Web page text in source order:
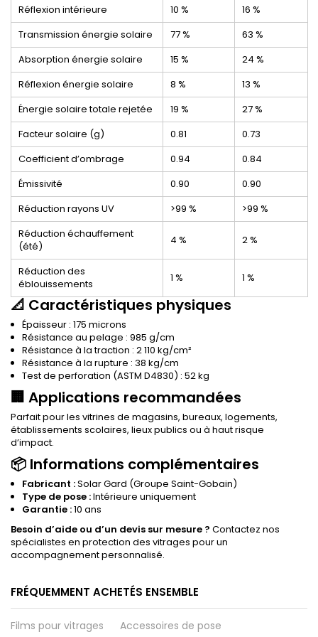
Réflexion intérieure 10 %
16 %
Transmission énergie solaire
77 %
63 %
Absorption énergie solaire
15 %
24 %
Réflexion énergie solaire
8 %
13 %
Énergie solaire totale rejetée
19 %
27 %
Facteur solaire (g)
0.81
0.73
Coefficient d’ombrage
0.94
0.84
Émissivité
0.90
0.90
Réduction rayons UV
>99 %
>99 %
Réduction échauffement
(été)
4 % 2 %
Réduction des
éblouissements
1 % 1 %
📐 Caractéristiques physiques
Épaisseur : 175 microns
Résistance au pelage : 985 g/cm
Résistance à la traction : 2 110 kg/cm²
Résistance à la rupture : 38 kg/cm
Test de perforation (ASTM D4830) : 52 kg
🏢 Applications recommandées
Parfait pour les vitrines de magasins, bureaux, logements,
établissements scolaires, lieux publics ou à haut risque
d’impact.
📦 Informations complémentaires
Fabricant :Solar Gard (Groupe Saint-Gobain)
Type de pose :Intérieure uniquement
Garantie :10 ans
Besoin d’aide ou d’un devis sur mesure ? Contactez nos
spécialistes en protection des vitrages pour un
accompagnement personnalisé.
FRÉQUEMMENT ACHETÉS ENSEMBLE
Films pour vitrages Accessoires de pose